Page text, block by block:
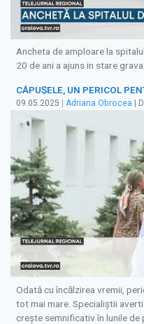
Ancheta de amploare la
20 de ani a ajuns in stare
CĂPUȘELE, UN PERICOL
09.05.2025 | Adriana Obrocea |
Odată cu încălzirea vremii,
tot mai mare. Specialiștii
crește semnificativ în lunile de